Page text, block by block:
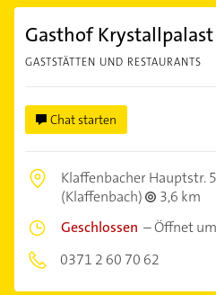
Gasthof Krystallpalast
GASTSTÄTTEN UND RESTAURANTS
Chat starten
Klaffenbacher Hauptstr.
(Klaffenbach)
3,6 km
Geschlossen –Öffnet
0371 2 60 70 62